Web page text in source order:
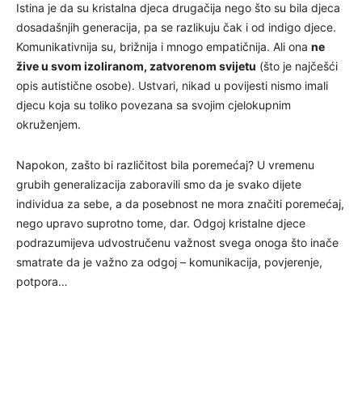
Istina je da su kristalna djeca drugačija nego što su bila djeca
dosadašnjih generacija, pa se razlikuju čak i od indigo djece.
Komunikativnija su, brižnija i mnogo empatičnija. Ali ona ne
žive u svom izoliranom, zatvorenom svijetu (što je najčešći
opis autistične osobe). Ustvari, nikad u povijesti nismo imali
djecu koja su toliko povezana sa svojim cjelokupnim
okruženjem.
Napokon, zašto bi različitost bila poremećaj? U vremenu
grubih generalizacija zaboravili smo da je svako dijete
individua za sebe, a da posebnost ne mora značiti poremećaj,
nego upravo suprotno tome, dar. Odgoj kristalne djece
podrazumijeva udvostručenu važnost svega onoga što inače
smatrate da je važno za odgoj – komunikacija, povjerenje,
potpora…